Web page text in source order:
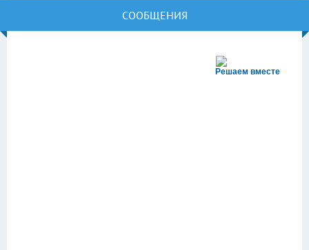
СООБЩЕНИЯ
Решаем вместе